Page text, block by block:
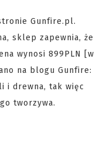
Gunfire.pl.
sklep zapewnia, że
wynosi 899PLN [w
na blogu Gunfire:
i drewna, tak więc
tworzywa.